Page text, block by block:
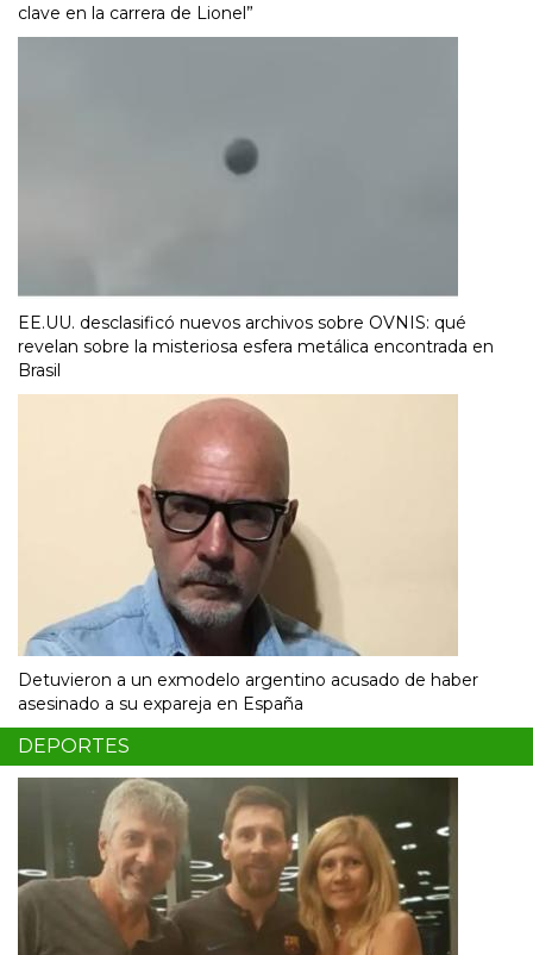
clave en la carrera de Lionel”
EE.UU. desclasificó nuevos archivos sobre OVNIS: qué
revelan sobre la misteriosa esfera metálica encontrada en
Brasil
Detuvieron a un exmodelo argentino acusado de haber
asesinado a su expareja en España
DEPORTES